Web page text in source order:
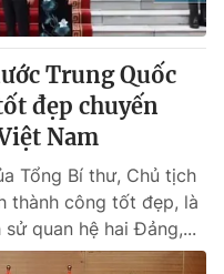
Trung Quốc
đẹp chuyến
Nam
Tổng Bí thư, Chủ tịch
thành công tốt đẹp, là
quan hệ hai Đảng,...